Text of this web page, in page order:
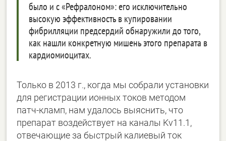
было и с «Рефралоном»: его исключительно
высокую эффективность в купировании
фибрилляции предсердий обнаружили до того,
как нашли конкретную мишень этого препарата в
кардиомиоцитах.
Только в 2013 г., когда мы собрали установки
для регистрации ионных токов методом
патч-кламп, нам удалось выяснить, что
препарат воздействует на каналы Kv11.1,
отвечающие за быстрый калиевый ток